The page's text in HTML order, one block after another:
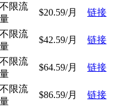
不限流
量
$20.59/月 链接
不限流
量
$42.59/月 链接
不限流
量
$64.59/月 链接
不限流
量
$86.59/月 链接